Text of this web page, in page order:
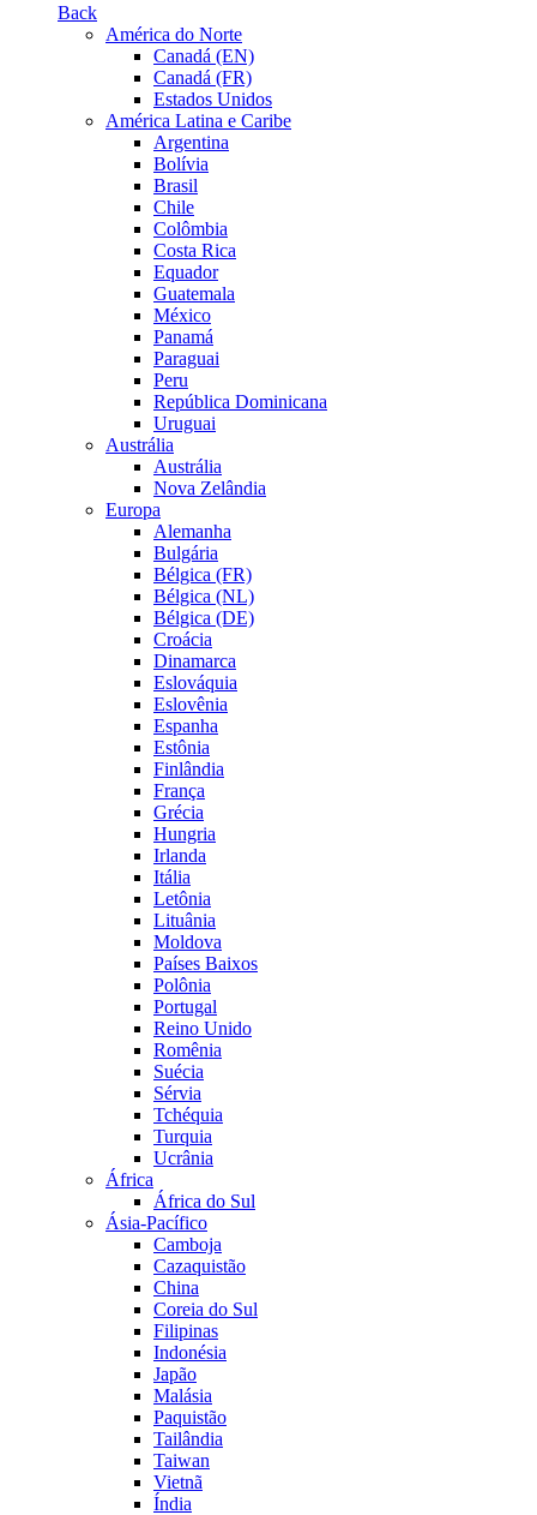
Back
América do Norte
Canadá (EN)
Canadá (FR)
Estados Unidos
América Latina e Caribe
Argentina
Bolívia
Brasil
Chile
Colômbia
Costa Rica
Equador
Guatemala
México
Panamá
Paraguai
Peru
República Dominicana
Uruguai
Austrália
Austrália
Nova Zelândia
Europa
Alemanha
Bulgária
Bélgica (FR)
Bélgica (NL)
Bélgica (DE)
Croácia
Dinamarca
Eslováquia
Eslovênia
Espanha
Estônia
Finlândia
França
Grécia
Hungria
Irlanda
Itália
Letônia
Lituânia
Moldova
Países Baixos
Polônia
Portugal
Reino Unido
Romênia
Suécia
Sérvia
Tchéquia
Turquia
Ucrânia
África
África do Sul
Ásia-Pacífico
Camboja
Cazaquistão
China
Coreia do Sul
Filipinas
Indonésia
Japão
Malásia
Paquistão
Tailândia
Taiwan
Vietnã
Índia